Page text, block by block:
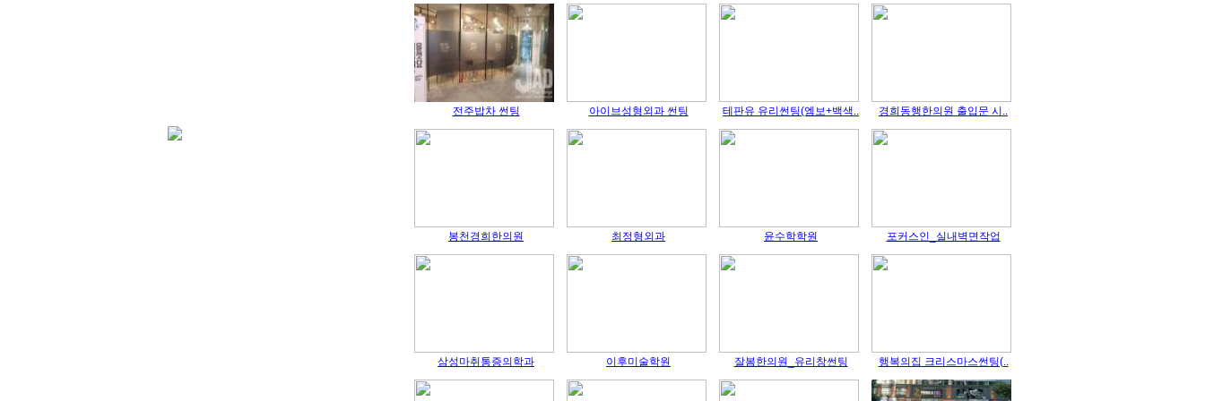
전주밥차 썬팅 아이브성형외과 썬팅 테판유 유리썬팅(엠보+백색.. 경희동행한의원 출입문 시..
봉천경희한의원 최정형외과 윤수학학원 포커스인_실내벽면작업
삼성마취통증의학과 이후미술학원 잘봄한의원_유리창썬팅 행복의집 크리스마스썬팅(..